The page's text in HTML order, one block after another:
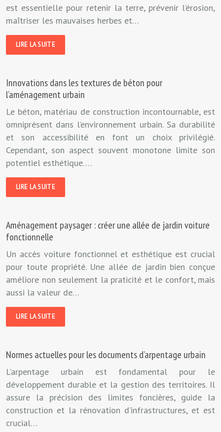
est essentielle pour retenir la terre, prévenir l’érosion,
maîtriser les mauvaises herbes et…
LIRE LA SUITE
Innovations dans les textures de béton pour
l’aménagement urbain
Le béton, matériau de construction incontournable, est
omniprésent dans l’environnement urbain. Sa durabilité
et son accessibilité en font un choix privilégié.
Cependant, son aspect souvent monotone limite son
potentiel esthétique….
LIRE LA SUITE
Aménagement paysager : créer une allée de jardin voiture
fonctionnelle
Un accès voiture fonctionnel et esthétique est crucial
pour toute propriété. Une allée de jardin bien conçue
améliore non seulement la praticité et le confort, mais
aussi la valeur de…
LIRE LA SUITE
Normes actuelles pour les documents d’arpentage urbain
L’arpentage urbain est fondamental pour le
développement durable et la gestion des territoires. Il
assure la précision des limites foncières, guide la
construction et la rénovation d’infrastructures, et est
crucial…